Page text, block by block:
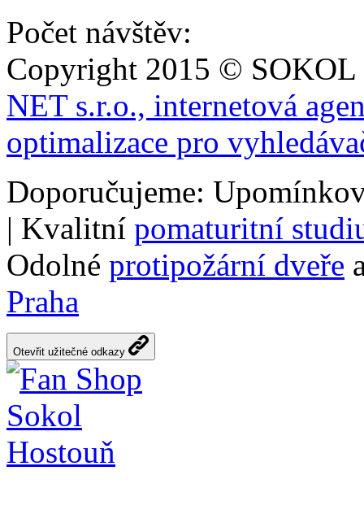
Počet návštěv:
Copyright 2015 ©
NET s.r.o., internetová
optimalizace pro
Doporučujeme:
| Kvalitní pomaturitní
Odolné protipožární dveře
Praha
Otevřit užitečné odkazy